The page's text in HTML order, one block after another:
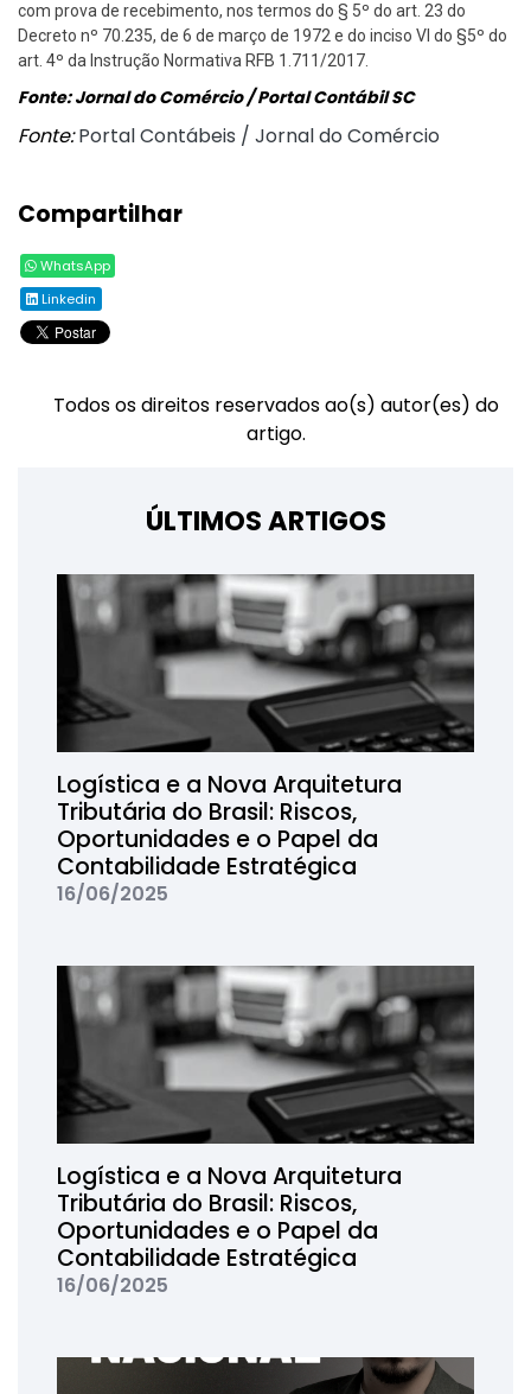
com prova de recebimento, nos termos do § 5º do art. 23 do
Decreto nº 70.235, de 6 de março de 1972 e do inciso VI do §5º do
art. 4º da Instrução Normativa RFB 1.711/2017.
Fonte: Jornal do Comércio / Portal Contábil SC
Fonte: Portal Contábeis / Jornal do Comércio
Compartilhar
WhatsApp
Linkedin
Todos os direitos reservados ao(s) autor(es) do
artigo.
ÚLTIMOS ARTIGOS
Logística e a Nova Arquitetura
Tributária do Brasil: Riscos,
Oportunidades e o Papel da
Contabilidade Estratégica
16/06/2025
Logística e a Nova Arquitetura
Tributária do Brasil: Riscos,
Oportunidades e o Papel da
Contabilidade Estratégica
16/06/2025